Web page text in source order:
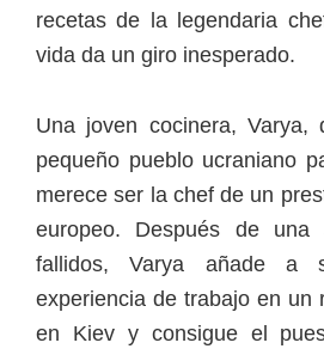
recetas de la legendaria
vida da un giro inesperado.
Una joven cocinera, Varya,
pequeño pueblo ucraniano
merece ser la chef de un
europeo. Después de una
fallidos, Varya añade a
experiencia de trabajo en un
en Kiev y consigue el